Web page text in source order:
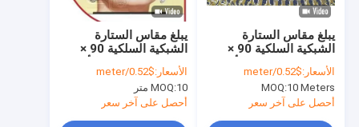
يبلغ مقاس الستارة
الشبكية السلكية 90 ×
التجارية
الأسعار:$0.52/meter
MOQ:10 متر
أحصل على آخر سعر
يبلغ مقاس الستارة
الشبكية السلكية 90 ×
التجارية
الأسعار:$0.52/meter
MOQ:10 Meters
أحصل على آخر سعر